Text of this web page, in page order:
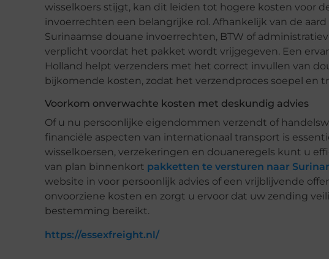
wisselkoers stijgt, kan dit leiden tot hogere kosten voor
invoerrechten een belangrijke rol. Afhankelijk van de
Surinaamse douane invoerrechten, BTW of
verplicht voordat het pakket wordt vrijgegeven. Een
Holland helpt verzenders met het correct invullen van
bijkomende kosten, zodat het verzendproces soepel en
Voorkom onverwachte kosten met deskundig advies
Of u nu persoonlijke eigendommen verzendt of
financiële aspecten van internationaal transport is
wisselkoersen, verzekeringen en douaneregels kunt u
van plan binnenkort pakketten te versturen naar
website in voor persoonlijk advies of een vrijblijvende
onvoorziene kosten en zorgt u ervoor dat uw zending
bestemming bereikt.
https://essexfreight.nl/